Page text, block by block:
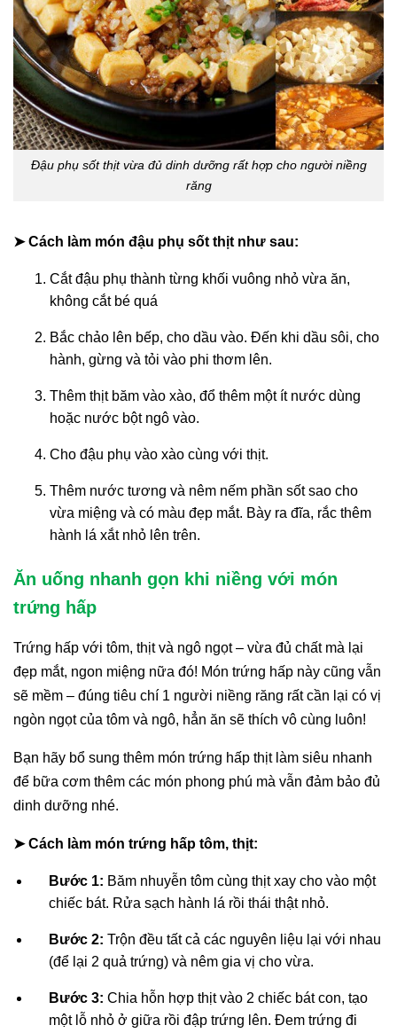
Đậu phụ sốt thịt vừa đủ dinh dưỡng rất hợp cho người niềng
răng
➤ Cách làm món đậu phụ sốt thịt như sau:
Cắt đậu phụ thành từng khối vuông nhỏ vừa ăn,
không cắt bé quá
Bắc chảo lên bếp, cho dầu vào. Đến khi dầu sôi, cho
hành, gừng và tỏi vào phi thơm lên.
Thêm thịt băm vào xào, đổ thêm một ít nước dùng
hoặc nước bột ngô vào.
Cho đậu phụ vào xào cùng với thịt.
Thêm nước tương và nêm nếm phần sốt sao cho
vừa miệng và có màu đẹp mắt. Bày ra đĩa, rắc thêm
hành lá xắt nhỏ lên trên.
Ăn uống nhanh gọn khi niềng với món
trứng hấp
Trứng hấp với tôm, thịt và ngô ngọt – vừa đủ chất mà lại
đẹp mắt, ngon miệng nữa đó! Món trứng hấp này cũng vẫn
sẽ mềm – đúng tiêu chí 1 người niềng răng rất cần lại có vị
ngòn ngọt của tôm và ngô, hẳn ăn sẽ thích vô cùng luôn!
Bạn hãy bổ sung thêm món trứng hấp thịt làm siêu nhanh
để bữa cơm thêm các món phong phú mà vẫn đảm bảo đủ
dinh dưỡng nhé.
➤ Cách làm món trứng hấp tôm, thịt:
Bước 1: Băm nhuyễn tôm cùng thịt xay cho vào một
chiếc bát. Rửa sạch hành lá rồi thái thật nhỏ.
Bước 2: Trộn đều tất cả các nguyên liệu lại với nhau
(để lại 2 quả trứng) và nêm gia vị cho vừa.
Bước 3: Chia hỗn hợp thịt vào 2 chiếc bát con, tạo
một lỗ nhỏ ở giữa rồi đập trứng lên. Đem trứng đi